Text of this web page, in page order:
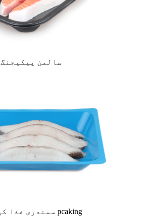
سالمن پیکیجنگ
سمندری غذا کی جلد pcaking